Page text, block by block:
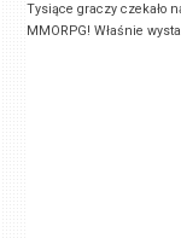
Tysiące graczy czekało
MMORPG! Właśnie